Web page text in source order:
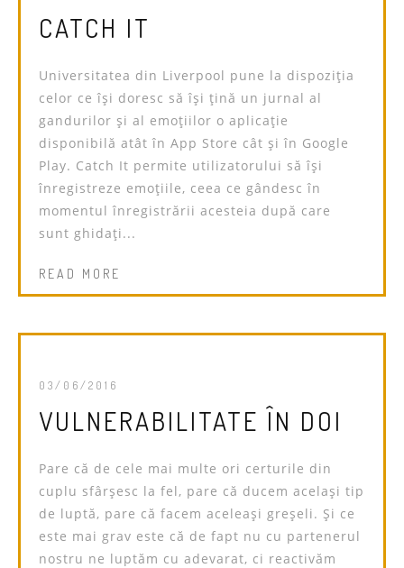
CATCH IT
Universitatea din Liverpool pune la dispoziția
celor ce își doresc să își țină un jurnal al
gandurilor și al emoțiilor o aplicație
disponibilă atât în App Store cât și în Google
Play. Catch It permite utilizatorului să își
înregistreze emoțiile, ceea ce gândesc în
momentul înregistrării acesteia după care
sunt ghidați...
READ MORE
03/06/2016
VULNERABILITATE ÎN DOI
Pare că de cele mai multe ori certurile din
cuplu sfârșesc la fel, pare că ducem același tip
de luptă, pare că facem aceleași greșeli. Și ce
este mai grav este că de fapt nu cu partenerul
nostru ne luptăm cu adevarat, ci reactivăm